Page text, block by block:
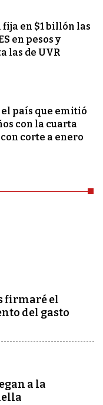
en $1 billón las
en pesos y
las de UVR
país que emitió
con la cuarta
corte a enero
firmaré el
del gasto
a la